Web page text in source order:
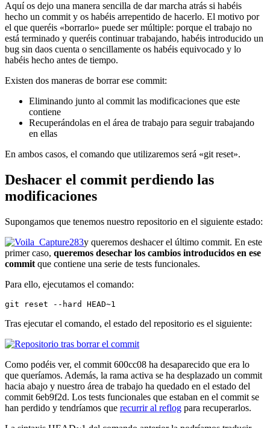
Aquí os dejo una manera sencilla de dar marcha atrás si habéis
hecho un commit y os habéis arrepentido de hacerlo. El motivo por
el que queréis «borrarlo» puede ser múltiple: porque el trabajo no
está terminado y queréis continuar trabajando, habéis introducido un
bug sin daos cuenta o sencillamente os habéis equivocado y lo
habéis hecho antes de tiempo.
Existen dos maneras de borrar ese commit:
Eliminando junto al commit las modificaciones que este
contiene
Recuperándolas en el área de trabajo para seguir trabajando
en ellas
En ambos casos, el comando que utilizaremos será «git reset».
Deshacer el commit perdiendo las
modificaciones
Supongamos que tenemos nuestro repositorio en el siguiente estado:
y queremos deshacer el último commit. En este
primer caso, queremos desechar los cambios introducidos en ese
commit que contiene una serie de tests funcionales.
Para ello, ejecutamos el comando:
git reset --hard HEAD~1
Tras ejecutar el comando, el estado del repositorio es el siguiente:
Como podéis ver, el commit 600cc08 ha desaparecido que era lo
que queríamos. Además, la rama activa se ha desplazado un commit
hacia abajo y nuestro área de trabajo ha quedado en el estado del
commit 6eb9f2d. Los tests funcionales que estaban en el commit se
han perdido y tendríamos que recurrir al reflog para recuperarlos.